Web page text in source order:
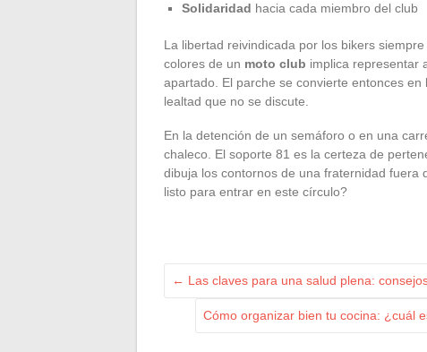
Solidaridad hacia cada miembro del club
La libertad reivindicada por los bikers
colores de un moto club implica representar
apartado. El parche se convierte entonces
lealtad que no se discute.
En la detención de un semáforo o en una
chaleco. El soporte 81 es la certeza de
dibuja los contornos de una fraternidad fuera
listo para entrar en este círculo?
← Las claves para una salud plena:
Cómo organizar bien tu cocina: ¿cuál